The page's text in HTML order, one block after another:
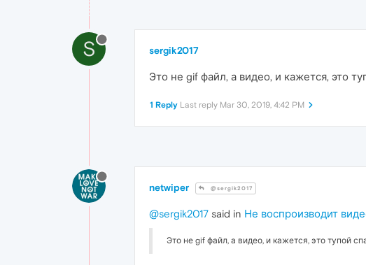
S sergik2017
Это не gif файл, а видео, и кажется, это
1 Reply Last reply Mar 30, 2019, 4:42 PM
netwiper @sergik2017
@sergik2017 said in Не воспроизводит
Это не gif файл, а видео, и кажется, это тупой